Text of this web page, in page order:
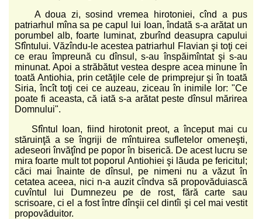
A doua zi, sosind vremea hirotoniei, cînd a pus
patriarhul mîna sa pe capul lui Ioan, îndată s-a arătat un
porumbel alb, foarte luminat, zburînd deasupra capului
Sfîntului. Văzîndu-le acestea patriarhul Flavian şi toţi cei
ce erau împreună cu dînsul, s-au înspăimîntat şi s-au
minunat. Apoi a străbătut vestea despre acea minune în
toată Antiohia, prin cetăţile cele de primprejur şi în toată
Siria, încît toţi cei ce auzeau, ziceau în inimile lor: "Ce
poate fi aceasta, că iată s-a arătat peste dînsul mărirea
Domnului".
Sfîntul Ioan, fiind hirotonit preot, a început mai cu
stăruinţă a se îngriji de mîntuirea sufletelor omeneşti,
adeseori învăţînd pe popor în biserică. De acest lucru se
mira foarte mult tot poporul Antiohiei şi lăuda pe fericitul;
căci mai înainte de dînsul, pe nimeni nu a văzut în
cetatea aceea, nici n-a auzit cîndva să propovăduiască
cuvîntul lui Dumnezeu pe de rost, fără carte sau
scrisoare, ci el a fost între dînşii cel dintîi şi cel mai vestit
propovăduitor.